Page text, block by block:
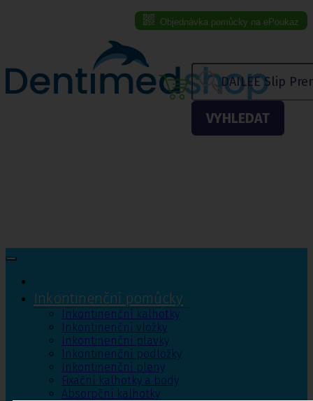
Objednávka pomůcky na ePoukaz
VYHLEDAT
Inkontinenční pomůcky
Inkontinenční kalhotky
Inkontinenční vložky
Inkontinenční plavky
Inkontinenční podložky
Inkontinenční pleny
Fixační kalhotky a body
Absorpční kalhotky